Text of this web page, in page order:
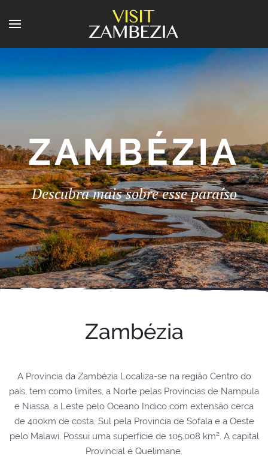
ZAMBÉZIA
Descubra mais sobre esse paraíso
Zambézia
A Província da Zambézia Localiza-se na região Centro do
país, tem como limites, a Norte pelas Províncias de Nampula
e Niassa, a Leste pelo Oceano Indico com extensão cerca
de 400km de costa, Sul pela Provincia de Sofala e a Oeste
pelo Malawi. Possui uma superfície de 105.008 km². A capital
Provincial é Quelimane.